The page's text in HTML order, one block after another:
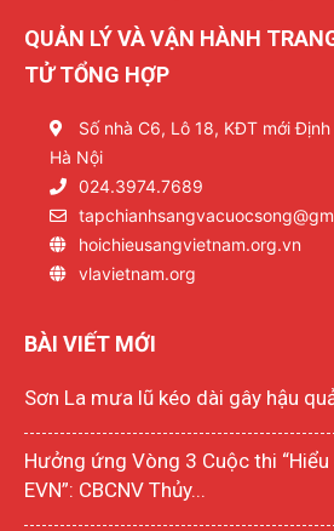
QUẢN LÝ VÀ VẬN HÀNH
TỬ TỔNG HỢP
Số nhà C6, Lô 18, KĐT mới
Hà Nội
024.3974.7689
hoichieusangvietnam.org.vn
vlavietnam.org
BÀI VIẾT MỚI
Sơn La mưa lũ kéo dài gây hậu
Hưởng ứng Vòng 3 Cuộc thi
EVN”: CBCNV Thủy...